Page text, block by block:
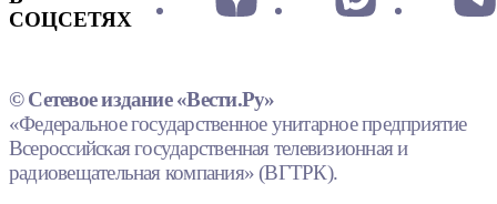
СОЦСЕТЯХ
© Сетевое издание «Вести.Ру»
«Федеральное государственное унитарное предприятие
Всероссийская государственная телевизионная и
радиовещательная компания» (ВГТРК).